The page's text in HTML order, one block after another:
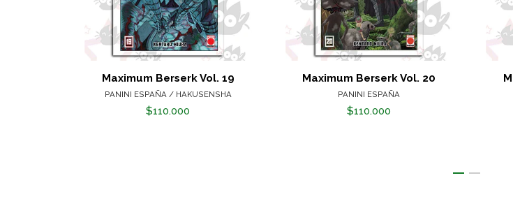
Maximum Berserk Vol. 19
PANINI ESPAÑA / HAKUSENSHA
$110.000
Maximum Berserk Vol. 20
PANINI ESPAÑA
$110.000